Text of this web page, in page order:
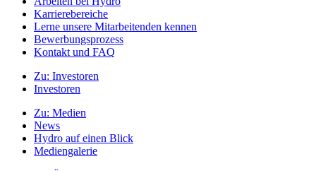
Karrierebereiche
Lerne unsere Mitarbeitenden kennen
Bewerbungsprozess
Kontakt und FAQ
Zu: Investoren
Investoren
Zu: Medien
News
Hydro auf einen Blick
Mediengalerie